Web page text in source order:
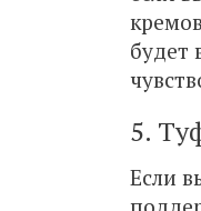
будет
5.
Если